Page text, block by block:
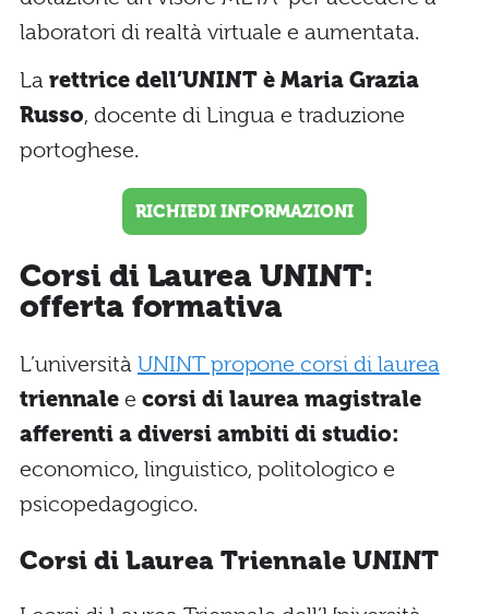
laboratori di realtà virtuale e aumentata.
La rettrice dell’UNINT è Maria Grazia
Russo, docente di Lingua e traduzione
portoghese.
RICHIEDI INFORMAZIONI
Corsi di Laurea UNINT:
offerta formativa
L’università UNINT proponecorsi di laurea
triennale e corsi di laurea magistrale
afferenti a diversi ambiti di studio:
economico, linguistico, politologico e
psicopedagogico.
Corsi di Laurea Triennale UNINT